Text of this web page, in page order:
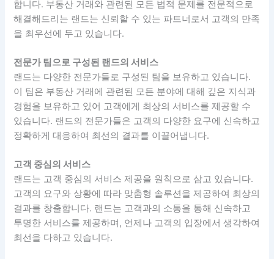
합니다. 부동산 거래와 관련된 모든 법적 문제를 전문적으로
해결해드리는 랜드는 신뢰할 수 있는 파트너로서 고객의 만족
을 최우선에 두고 있습니다.
전문가 팀으로 구성된 랜드의 서비스
랜드는 다양한 전문가들로 구성된 팀을 보유하고 있습니다.
이 팀은 부동산 거래에 관련된 모든 분야에 대해 깊은 지식과
경험을 보유하고 있어 고객에게 최상의 서비스를 제공할 수
있습니다. 랜드의 전문가들은 고객의 다양한 요구에 신속하고
정확하게 대응하여 최선의 결과를 이끌어냅니다.
고객 중심의 서비스
랜드는 고객 중심의 서비스 제공을 원칙으로 삼고 있습니다.
고객의 요구와 상황에 따라 맞춤형 솔루션을 제공하여 최상의
결과를 창출합니다. 랜드는 고객과의 소통을 통해 신속하고
투명한 서비스를 제공하며, 언제나 고객의 입장에서 생각하여
최선을 다하고 있습니다.